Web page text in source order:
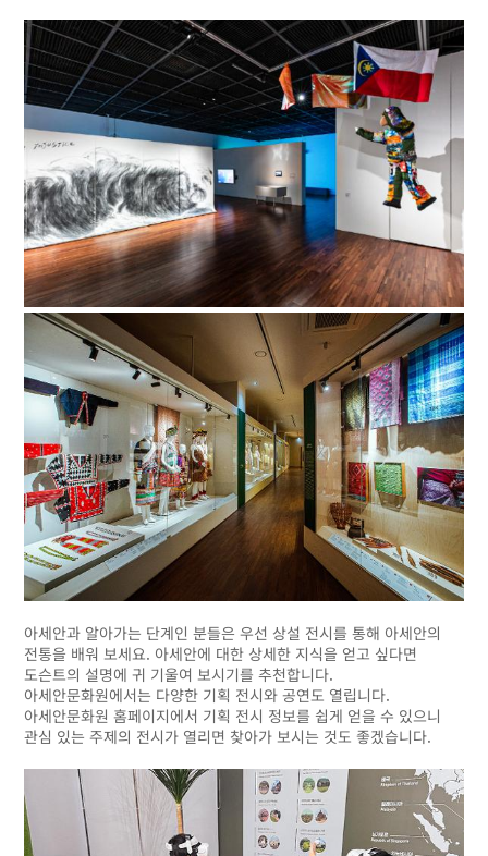
아세안과 알아가는 단계인 분들은 우선 상설 전시를 통해 아세안의
전통을 배워 보세요. 아세안에 대한 상세한 지식을 얻고 싶다면
도슨트의 설명에 귀 기울여 보시기를 추천합니다.
아세안문화원에서는 다양한 기획 전시와 공연도 열립니다.
아세안문화원 홈페이지에서 기획 전시 정보를 쉽게 얻을 수 있으니
관심 있는 주제의 전시가 열리면 찾아가 보시는 것도 좋겠습니다.